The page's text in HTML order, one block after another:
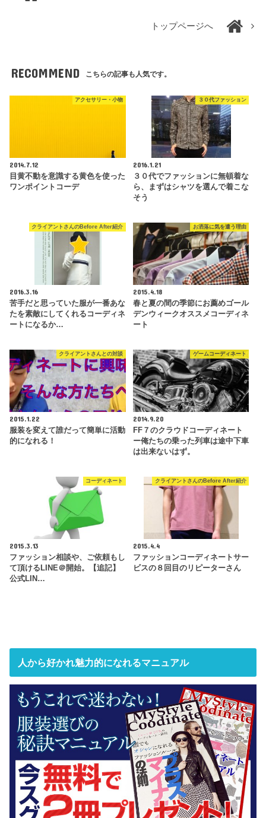
トップページへ
RECOMMEND こちらの記事も人気です。
アクセサリー・小物
2014.7.12
目黄不動を意識する黄色を使った
ワンポイントコーデ
３０代ファッション
2016.1.21
３０代でファッションに無頓着な
ら、まずはシャツを選んで着こな
そう
クライアントさんのBefore After紹介
2016.3.16
苦手だと思っていた服が一番あな
たを素敵にしてくれるコーディネ
ートになるか…
お洒落に気を遣う理由
2015.4.18
春と夏の間の季節にお薦めゴール
デンウィークオススメコーディネ
ート
クライアントさんとの対談
2015.1.22
服装を変えて誰だって簡単に活動
的になれる！
ゲームコーディネート
2014.9.20
FF７のクラウドコーディネート
ー俺たちの乗った列車は途中下車
は出来ないはず。
コーディネート
2015.3.13
ファッション相談や、ご依頼もし
て頂けるLINE＠開始。【追記】
公式LIN…
クライアントさんのBefore After紹介
2015.4.4
ファッションコーディネートサー
ビスの８回目のリピーターさん
人から好かれ魅力的になれるマニュアル